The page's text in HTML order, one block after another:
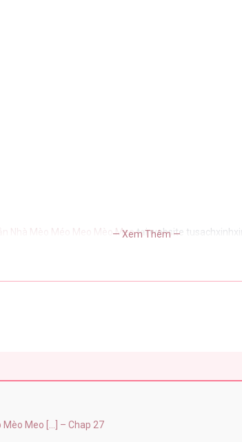
Nhà Mèo Méo Meo Mèo Meotại website
— Xem Thêm —
Meo [...] – Chap 27